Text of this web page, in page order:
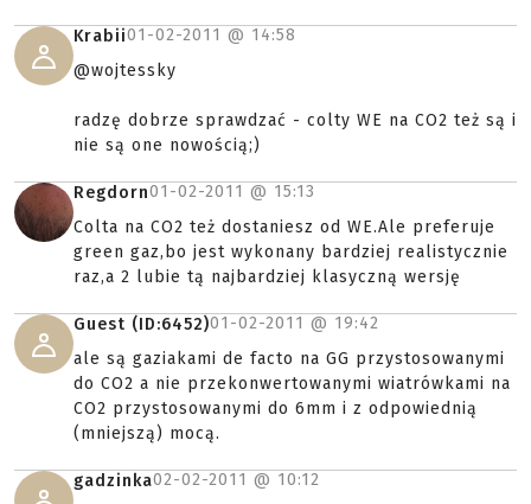
Krabii01-02-2011 @ 14:58
@wojtessky
radzę dobrze sprawdzać - colty WE na CO2 też są i
nie są one nowością;)
Regdorn01-02-2011 @ 15:13
Colta na CO2 też dostaniesz od WE.Ale preferuje
green gaz,bo jest wykonany bardziej realistycznie
raz,a 2 lubie tą najbardziej klasyczną wersję
Guest (ID:6452)01-02-2011 @ 19:42
ale są gaziakami de facto na GG przystosowanymi
do CO2 a nie przekonwertowanymi wiatrówkami na
CO2 przystosowanymi do 6mm i z odpowiednią
(mniejszą) mocą.
gadzinka02-02-2011 @ 10:12